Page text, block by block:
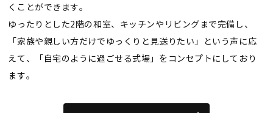
くことができます。
ゆったりとした2階の和室、キッチンやリビングまで完備し、
「家族や親しい方だけでゆっくりと見送りたい」という声に応
えて、「自宅のように過ごせる式場」をコンセプトにしており
ます。